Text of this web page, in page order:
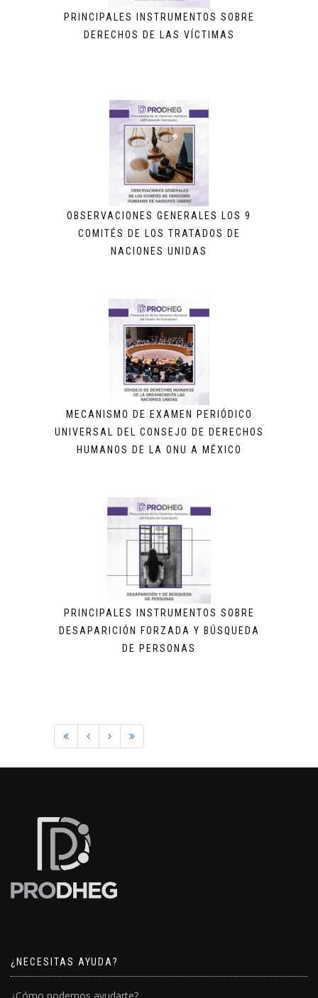
PRINCIPALES INSTRUMENTOS SOBRE
DERECHOS DE LAS VÍCTIMAS
OBSERVACIONES GENERALES LOS 9
COMITÉS DE LOS TRATADOS DE
NACIONES UNIDAS
MECANISMO DE EXAMEN PERIÓDICO
UNIVERSAL DEL CONSEJO DE DERECHOS
HUMANOS DE LA ONU A MÉXICO
PRINCIPALES INSTRUMENTOS SOBRE
DESAPARICIÓN FORZADA Y BÚSQUEDA
DE PERSONAS
¿NECESITAS AYUDA?